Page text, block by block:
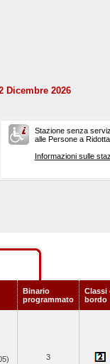
Dicembre 2026
Stazione senza
alle Persone a
Informazioni sulle
Binario
programmato
Classi
bordo
3